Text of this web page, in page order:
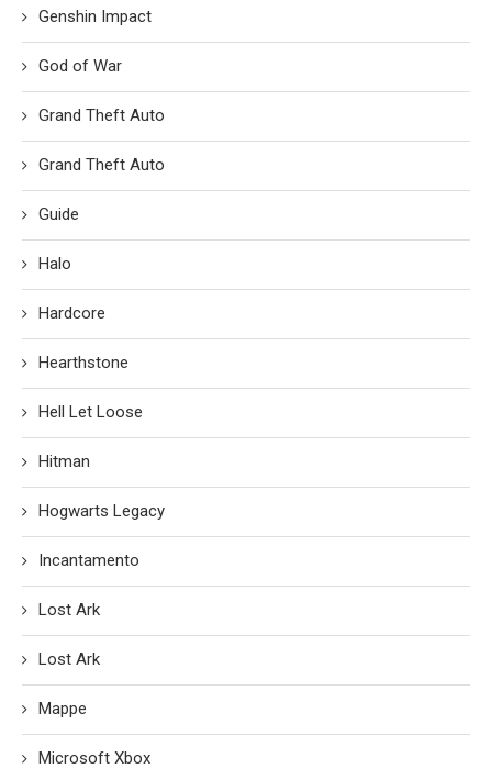
Genshin Impact
God of War
Grand Theft Auto
Grand Theft Auto
Guide
Halo
Hardcore
Hearthstone
Hell Let Loose
Hitman
Hogwarts Legacy
Incantamento
Lost Ark
Lost Ark
Mappe
Microsoft Xbox